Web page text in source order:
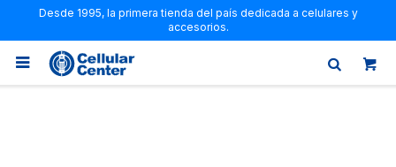
Desde 1995, la primera tienda del país dedicada a celulares y
accesorios.
